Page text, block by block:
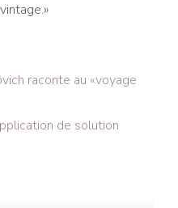
raconte au «voyage
de solution